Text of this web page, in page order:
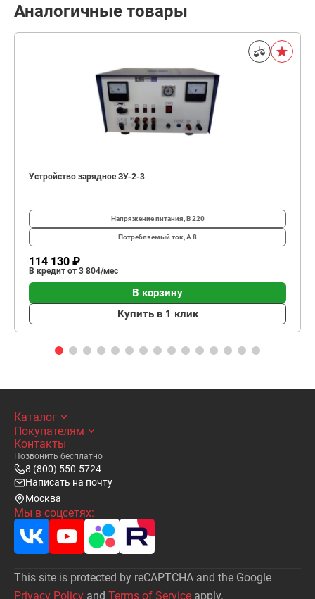
Аналогичные товары
Устройство зарядное ЗУ-2-3
Напряжение питания, В220
Потребляемый ток, А 8
114 130 ₽
В кредит от 3 804/мес
В корзину
Купить в 1 клик
Каталог
Покупателям
Контакты
Позвонить бесплатно
8 (800) 550-5724
Написать на почту
Москва
Мы в соцсетях:
This site is protected by reCAPTCHA and the Google
Privacy Policy and Terms of Service apply.